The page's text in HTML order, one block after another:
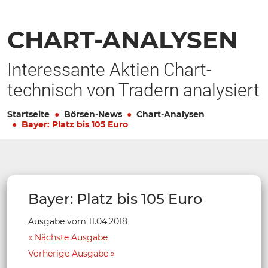
CHART-ANALYSEN
Interessante Aktien Chart-
technisch von Tradern analysiert
Startseite Börsen-News
Chart-Analysen
Bayer: Platz bis 105 Euro
Bayer: Platz bis 105 Euro
Ausgabe vom 11.04.2018
Nächste Ausgabe
Vorherige Ausgabe